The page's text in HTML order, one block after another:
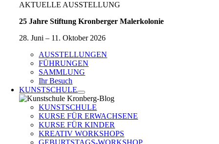
AKTUELLE AUSSTELLUNG
25 Jahre Stiftung Kronberger Malerkolonie
28. Juni – 11. Oktober 2026
AUSSTELLUNGEN
FÜHRUNGEN
SAMMLUNG
Ihr Besuch
KUNSTSCHULE
KUNSTSCHULE
KURSE FÜR ERWACHSENE
KURSE FÜR KINDER
KREATIV WORKSHOPS
GEBURTSTAGS-WORKSHOP